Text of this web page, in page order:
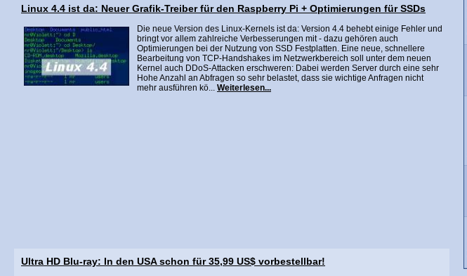
Linux 4.4 ist da: Neuer Grafik-Treiber für den Raspberry Pi + Optimierungen für SSDs
Die neue Version des Linux-Kernels ist da: Version 4.4 behebt einige Fehler und
bringt vor allem zahlreiche Verbesserungen mit - dazu gehören auch
Optimierungen bei der Nutzung von SSD Festplatten. Eine neue, schnellere
Bearbeitung von TCP-Handshakes im Netzwerkbereich soll unter dem neuen
Kernel auch DDoS-Attacken erschweren: Dabei werden Server durch eine sehr
Hohe Anzahl an Abfragen so sehr belastet, dass sie wichtige Anfragen nicht
mehr ausführen kö... Weiterlesen...
Ultra HD Blu-ray: In den USA schon für 35,99 US$ vorbestellbar!